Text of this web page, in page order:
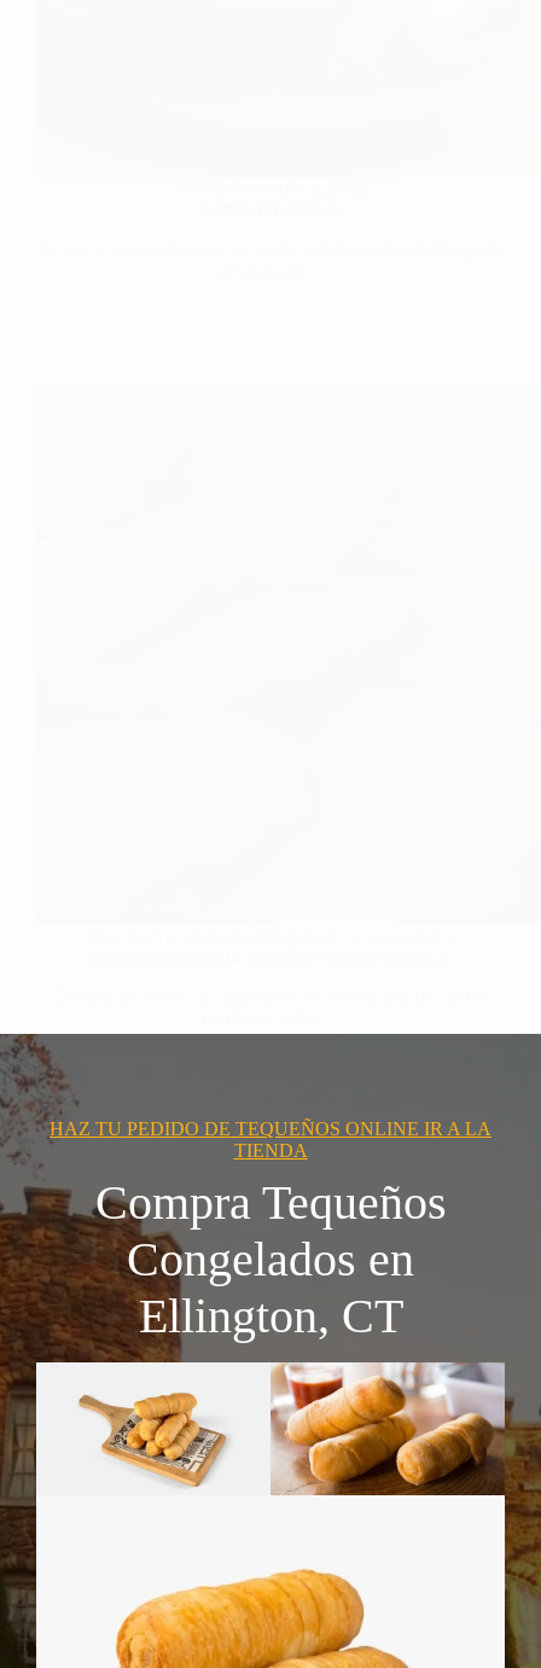
HAZ TU PEDIDO DE TEQUEÑOS ONLINE IR A LA
TIENDA
Compra Tequeños
Congelados en
Ellington, CT